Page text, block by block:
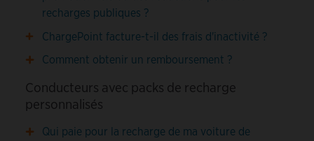
recharges publiques ?
ChargePoint facture-t-il des frais d'inactivité ?
Comment obtenir un remboursement ?
Conducteurs avec packs de recharge
personnalisés
Qui paie pour la recharge de ma voiture de